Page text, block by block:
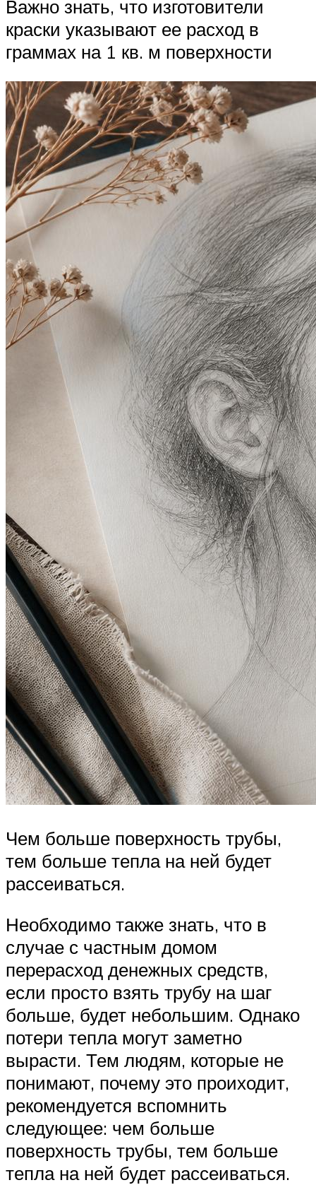
Важно знать, что изготовители
краски указывают ее расход в
граммах на 1 кв. м поверхности
Чем больше поверхность трубы,
тем больше тепла на ней будет
рассеиваться.
Необходимо также знать, что в
случае с частным домом
перерасход денежных средств,
если просто взять трубу на шаг
больше, будет небольшим. Однако
потери тепла могут заметно
вырасти. Тем людям, которые не
понимают, почему это проиходит,
рекомендуется вспомнить
следующее: чем больше
поверхность трубы, тем больше
тепла на ней будет рассеиваться.